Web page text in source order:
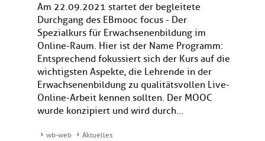
Am 22.09.2021 startet der begleitete
Durchgang des EBmooc focus - Der
Spezialkurs für Erwachsenenbildung im
Online-Raum. Hier ist der Name Programm:
Entsprechend fokussiert sich der Kurs auf die
wichtigsten Aspekte, die Lehrende in der
Erwachsenenbildung zu qualitätsvollen Live-
Online-Arbeit kennen sollten. Der MOOC
wurde konzipiert und wird durch...
wb-web
Aktuelles